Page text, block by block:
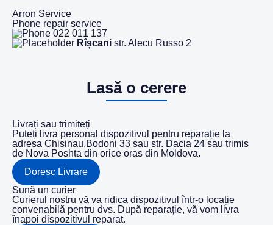
Arron Service
Phone repair service
022 011 137
Rîșcani str. Alecu Russo 2
Lasă o cerere
Livrați sau trimiteți
Puteți livra personal dispozitivul pentru reparație la
adresa Chisinau,Bodoni 33 sau str. Dacia 24 sau trimis
de Nova Poshta din orice oras din Moldova.
Doresc Livrare
Sună un curier
Curierul nostru vă va ridica dispozitivul într-o locație
convenabilă pentru dvs. După reparație, vă vom livra
înapoi dispozitivul reparat.